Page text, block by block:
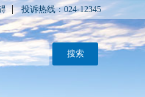
投诉热线：024-12345